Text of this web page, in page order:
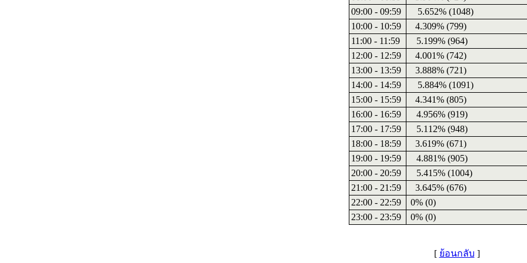
09:00 - 09:59
5.652% (1048)
10:00 - 10:59
4.309% (799)
11:00 - 11:59
5.199% (964)
12:00 - 12:59
4.001% (742)
13:00 - 13:59
3.888% (721)
14:00 - 14:59
5.884% (1091)
15:00 - 15:59
4.341% (805)
16:00 - 16:59
4.956% (919)
17:00 - 17:59
5.112% (948)
18:00 - 18:59
3.619% (671)
19:00 - 19:59
4.881% (905)
20:00 - 20:59
5.415% (1004)
21:00 - 21:59
3.645% (676)
22:00 - 22:59
0% (0)
23:00 - 23:59
0% (0)
[ ย้อนกลับ ]